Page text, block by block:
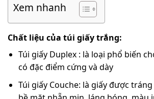
Xem nhanh
Chất liệu của túi giấy trắng:
Túi giấy Duplex : là loại phổ biến
có đặc điểm cứng và dày
Túi giấy Couche: là giấy được